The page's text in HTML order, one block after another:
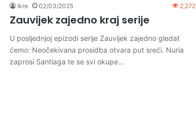
Ikre 02/03/2025 2,272
Zauvijek zajedno kraj serije
U posljednjoj epizodi serije Zauvijek zajedno gledat
ćemo: Neočekivana prosidba otvara put sreći. Nuria
zaprosi Santiaga te se svi okupe…